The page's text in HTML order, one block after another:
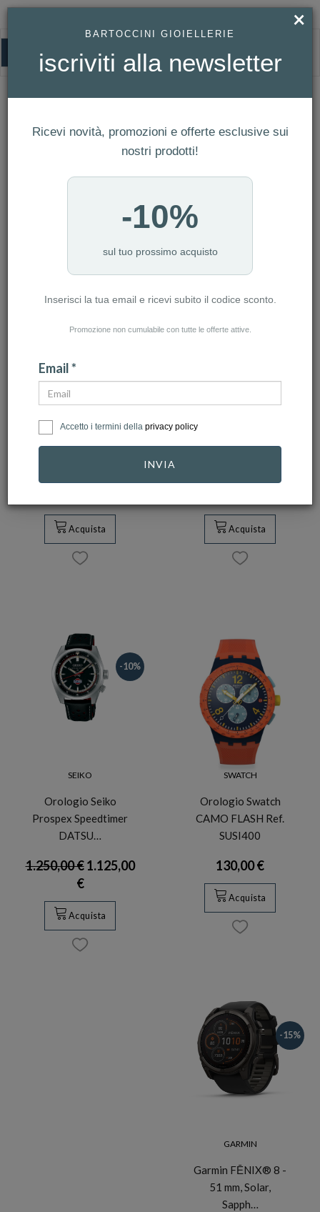
UOMO
NUMERO ARTICOLI:2255
-10%
SEIKO
Orologio Seiko 5
Sport Automatico
Acquista
SEIKO
Alpinist Automatico
Acquista
-10%
SEIKO
Orologio Seiko
Prospex Speedtimer
DATSU…
1.250,00 €1.125,00
€
Acquista
SWATCH
Orologio Swatch
CAMO FLASH Ref.
SUSI400
130,00 €
Acquista
-15%
GARMIN
Garmin FĒNIX® 8 -
51 mm, Solar,
Sapph…
×
BARTOCCINI GIOIELLERIE
iscriviti alla newsletter
Ricevi novità, promozioni e offerte esclusive sui
nostri prodotti!
-10%
sul tuo prossimo acquisto
Inserisci la tua email e ricevi subito il codice sconto.
Promozione non cumulabile con tutte le offerte attive.
Email *
Accetto i termini della privacy policy
INVIA